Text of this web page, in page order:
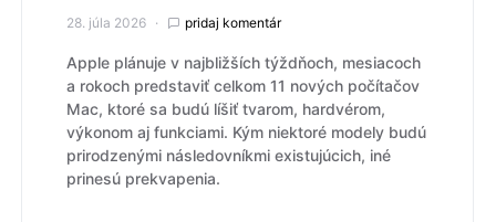
28. júla 2026 pridaj komentár
Apple plánuje v najbližších týždňoch, mesiacoch
a rokoch predstaviť celkom 11 nových počítačov
Mac, ktoré sa budú líšiť tvarom, hardvérom,
výkonom aj funkciami. Kým niektoré modely budú
prirodzenými následovníkmi existujúcich, iné
prinesú prekvapenia.